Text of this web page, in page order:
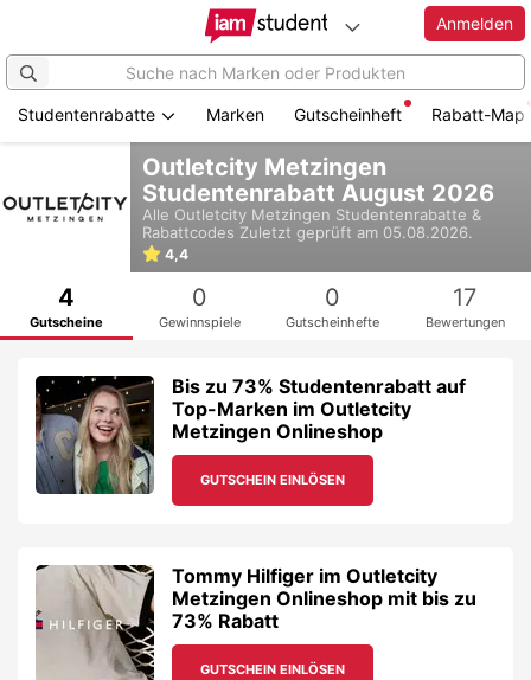
springen
Anmelden
Studentenrabatte Marken Gutscheinheft Rabatt-Map
Outletcity Metzingen
Studentenrabatt August 2026
Alle Outletcity Metzingen Studentenrabatte &
Rabattcodes Zuletzt geprüft am 05.08.2026.
4,4
4
Gutscheine
0
Gewinnspiele
0
Gutscheinhefte
17
Bewertungen
Bis zu 73% Studentenrabatt auf
Top-Marken im Outletcity
Metzingen Onlineshop
GUTSCHEIN EINLÖSEN
Tommy Hilfiger im Outletcity
Metzingen Onlineshop mit bis zu
73% Rabatt
GUTSCHEIN EINLÖSEN